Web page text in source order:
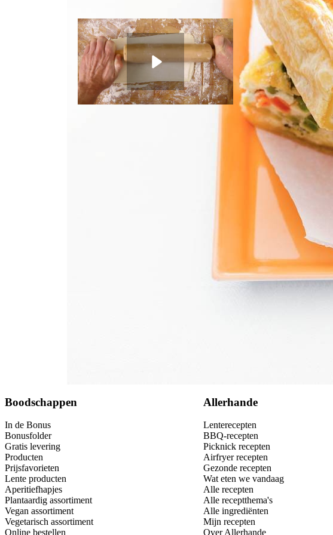
100 mlhalfvolle melk
100 mlgeraspte jong belegen kaas 50+
½ mayonaise
Je kunt de quiche één dag van tevoren bereiden.
Boodschappen
In de Bonus
Bonusfolder
Gratis levering
Producten
Prijsfavorieten
Lente producten
Aperitiefhapjes
Plantaardig assortiment
Vegan assortiment
Vegetarisch assortiment
Online bestellen
Allerhande
Lenterecepten
BBQ-recepten
Picknick recepten
Airfryer recepten
Gezonde recepten
Wat eten we vandaag
Alle recepten
Alle receptthema's
Alle ingrediënten
Mijn recepten
Over Allerhande